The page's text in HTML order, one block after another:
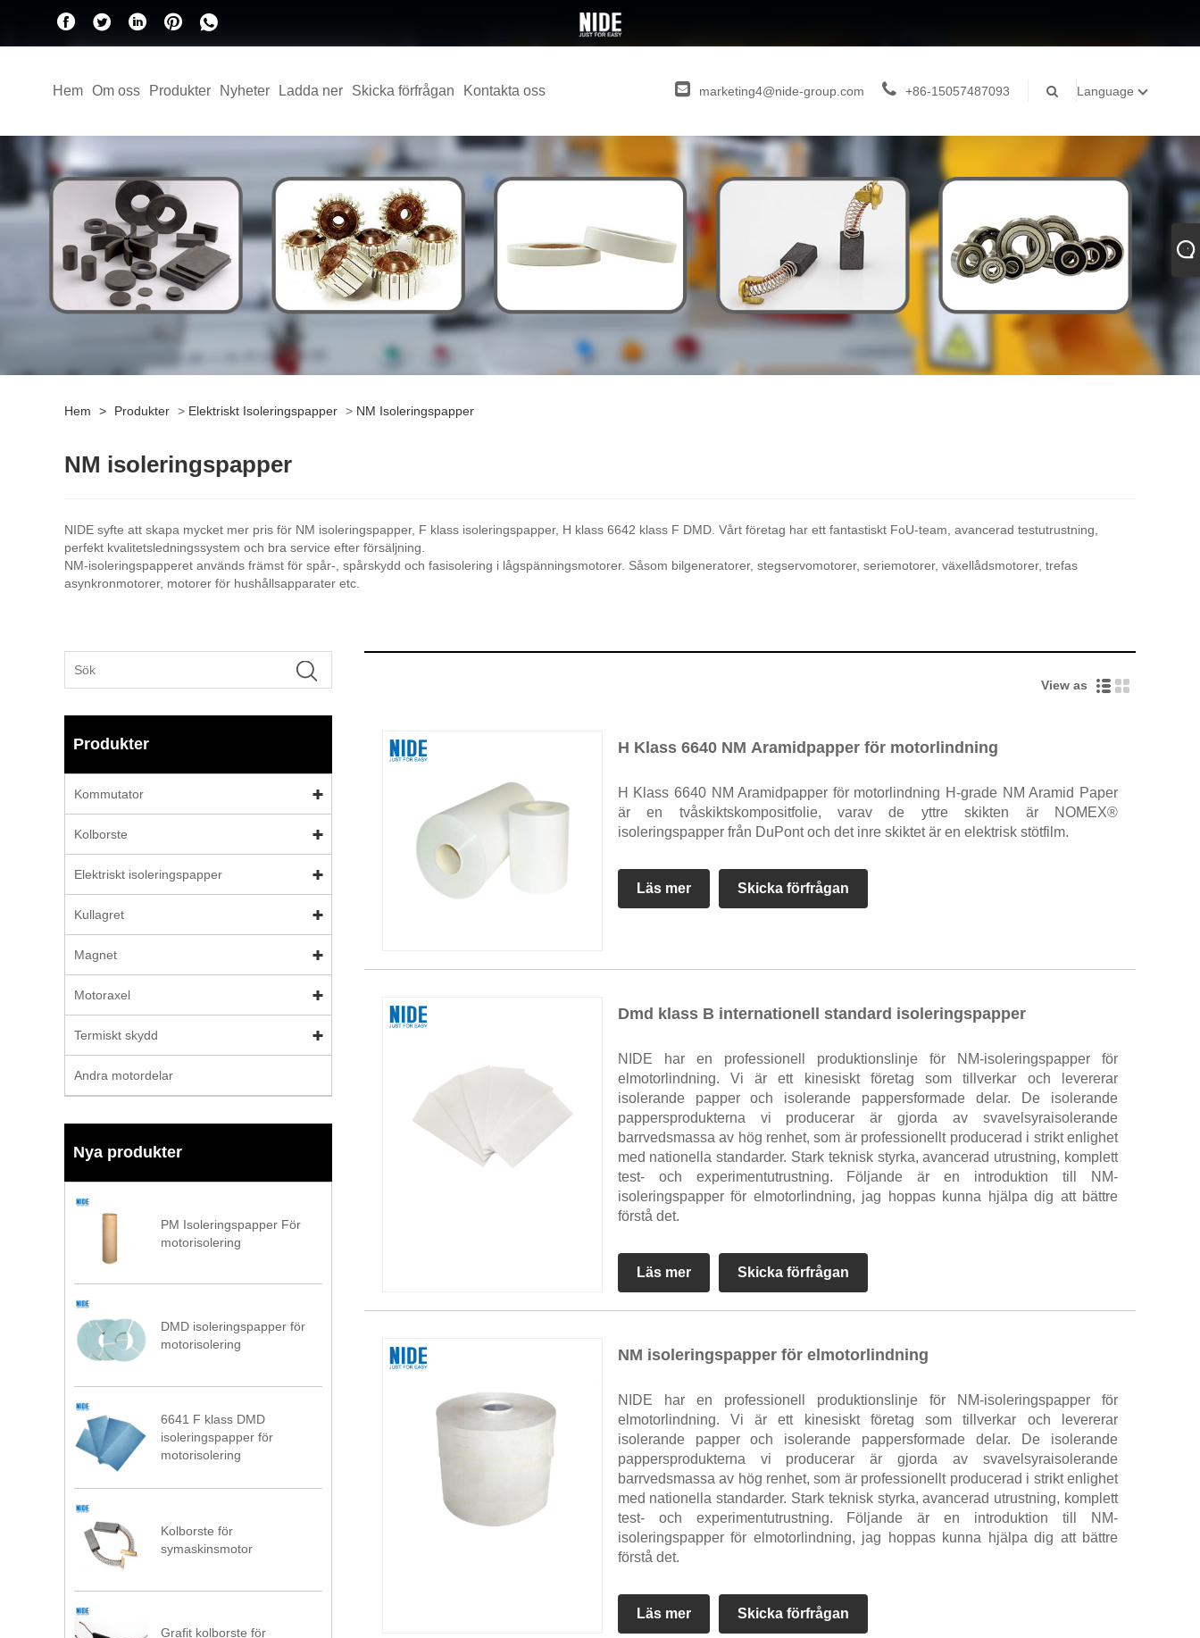
Hem Om oss Produkter Nyheter Ladda ner Skicka förfrågan Kontakta oss marketing4@nide-group.com +86-15057487093 Language
Hem > Produkter > Elektriskt Isoleringspapper > NM Isoleringspapper
NM isoleringspapper
NIDE syfte att skapa mycket mer pris för NM isoleringspapper, F klass isoleringspapper, H klass 6642 klass F DMD. Vårt företag har ett fantastiskt FoU-team, avancerad testutrustning,
perfekt kvalitetsledningssystem och bra service efter försäljning.
NM-isoleringspapperet används främst för spår-, spårskydd och fasisolering i lågspänningsmotorer. Såsom bilgeneratorer, stegservomotorer, seriemotorer, växellådsmotorer, trefas
asynkronmotorer, motorer för hushållsapparater etc.
Produkter
Kommutator
Kolborste
Elektriskt isoleringspapper
Kullagret
Magnet
Motoraxel
Termiskt skydd
Andra motordelar
Nya produkter
PM Isoleringspapper För
motorisolering
DMD isoleringspapper för
motorisolering
6641 F klass DMD
isoleringspapper för
motorisolering
Kolborste för
symaskinsmotor
Grafit kolborste för
View as
H Klass 6640 NM Aramidpapper för motorlindning
H Klass 6640 NM Aramidpapper för motorlindning H-grade NM Aramid Paper
är en tvåskiktskompositfolie, varav de yttre skikten är NOMEX®
isoleringspapper från DuPont och det inre skiktet är en elektrisk stötfilm.
Läs mer Skicka förfrågan
Dmd klass B internationell standard isoleringspapper
NIDE har en professionell produktionslinje för NM-isoleringspapper för
elmotorlindning. Vi är ett kinesiskt företag som tillverkar och levererar
isolerande papper och isolerande pappersformade delar. De isolerande
pappersprodukterna vi producerar är gjorda av svavelsyraisolerande
barrvedsmassa av hög renhet, som är professionellt producerad i strikt enlighet
med nationella standarder. Stark teknisk styrka, avancerad utrustning, komplett
test- och experimentutrustning. Följande är en introduktion till NM-
isoleringspapper för elmotorlindning, jag hoppas kunna hjälpa dig att bättre
förstå det.
Läs mer Skicka förfrågan
NM isoleringspapper för elmotorlindning
NIDE har en professionell produktionslinje för NM-isoleringspapper för
elmotorlindning. Vi är ett kinesiskt företag som tillverkar och levererar
isolerande papper och isolerande pappersformade delar. De isolerande
pappersprodukterna vi producerar är gjorda av svavelsyraisolerande
barrvedsmassa av hög renhet, som är professionellt producerad i strikt enlighet
med nationella standarder. Stark teknisk styrka, avancerad utrustning, komplett
test- och experimentutrustning. Följande är en introduktion till NM-
isoleringspapper för elmotorlindning, jag hoppas kunna hjälpa dig att bättre
förstå det.
Läs mer Skicka förfrågan